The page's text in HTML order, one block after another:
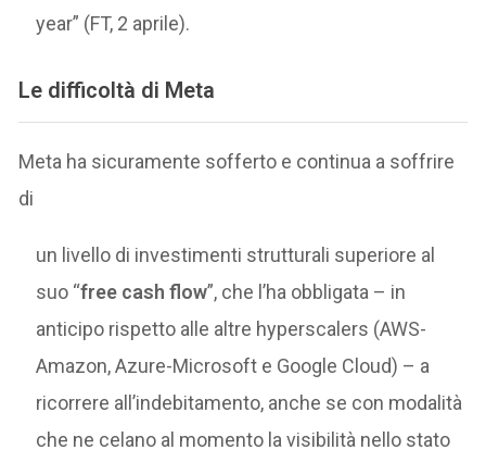
year” (FT, 2 aprile).
Le difficoltà di Meta
Meta ha sicuramente sofferto e continua a soffrire
di
un livello di investimenti strutturali superiore al
suo “free cash flow”, che l’ha obbligata – in
anticipo rispetto alle altre hyperscalers (AWS-
Amazon, Azure-Microsoft e Google Cloud) – a
ricorrere all’indebitamento, anche se con modalità
che ne celano al momento la visibilità nello stato